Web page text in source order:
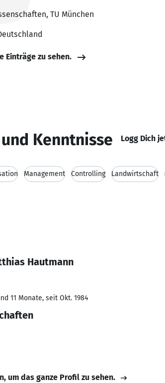
TU München
Einträge zu sehen.
Kenntnisse Logg Dich
Management Controlling Landwirtschaft
Hautmann
11 Monate, seit Okt. 1984
um das ganze Profil zu sehen.